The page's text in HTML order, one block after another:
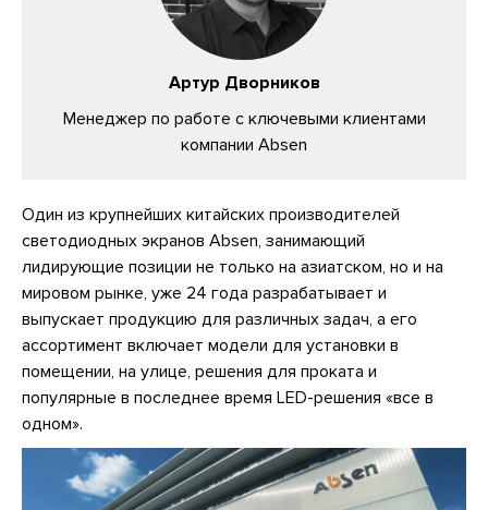
Артур Дворников
Менеджер по работе с ключевыми клиентами
компании Absen
Один из крупнейших китайских производителей
светодиодных экранов Absen, занимающий
лидирующие позиции не только на азиатском, но и на
мировом рынке, уже 24 года разрабатывает и
выпускает продукцию для различных задач, а его
ассортимент включает модели для установки в
помещении, на улице, решения для проката и
популярные в последнее время LED-решения «все в
одном».